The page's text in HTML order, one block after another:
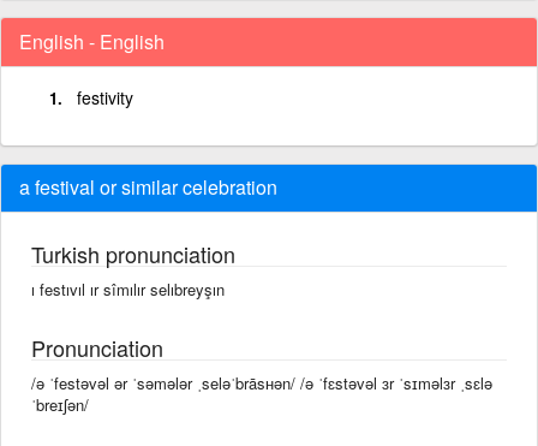
English - English
festivity
a festival or similar celebration
Turkish pronunciation
ı festıvıl ır sîmılır selıbreyşın
Pronunciation
/ə ˈfestəvəl ər ˈsəmələr ˌseləˈbrāsʜən/ /ə ˈfɛstəvəl ɜr ˈsɪməlɜr ˌsɛlə
ˈbreɪʃən/